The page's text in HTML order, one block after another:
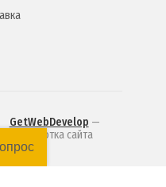
GetWebDevelop —
разработка сайта